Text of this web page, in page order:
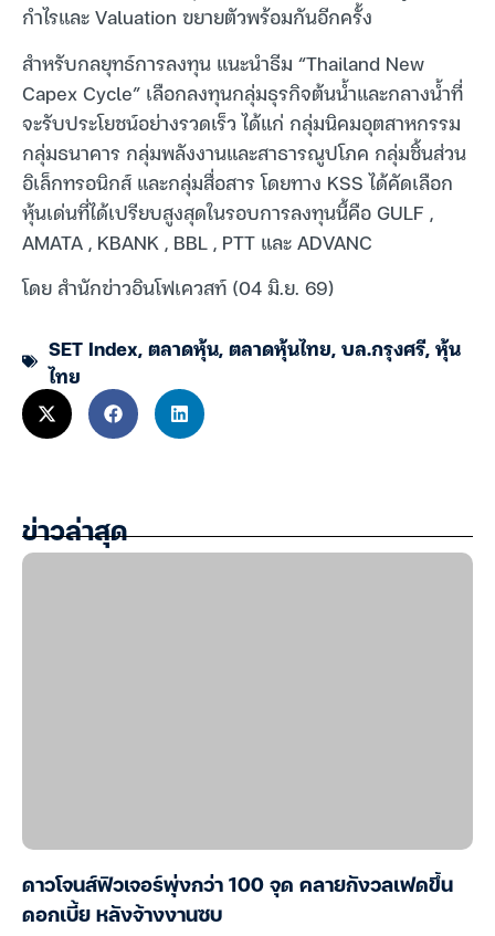
กำไรและ Valuation ขยายตัวพร้อมกันอีกครั้ง
สำหรับกลยุทธ์การลงทุน แนะนำธีม “Thailand New
Capex Cycle” เลือกลงทุนกลุ่มธุรกิจต้นน้ำและกลางน้ำที่
จะรับประโยชน์อย่างรวดเร็ว ได้แก่ กลุ่มนิคมอุตสาหกรรม
กลุ่มธนาคาร กลุ่มพลังงานและสาธารณูปโภค กลุ่มชิ้นส่วน
อิเล็กทรอนิกส์ และกลุ่มสื่อสาร โดยทาง KSS ได้คัดเลือก
หุ้นเด่นที่ได้เปรียบสูงสุดในรอบการลงทุนนี้คือ GULF ,
AMATA , KBANK , BBL , PTT และ ADVANC
โดย สำนักข่าวอินโฟเควสท์ (04 มิ.ย. 69)
SET Index,ตลาดหุ้น,ตลาดหุ้นไทย,บล.กรุงศรี,หุ้น
ไทย
ข่าวล่าสุด
ดาวโจนส์ฟิวเจอร์พุ่งกว่า 100 จุด คลายกังวลเฟดขึ้น
ดอกเบี้ย หลังจ้างงานซบ